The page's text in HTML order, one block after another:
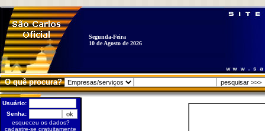
Segunda-Feira
10 de Agosto de 2026
O quê procura?
Usuário:
Senha:
esqueceu os dados?
cadastre-se gratuitamente